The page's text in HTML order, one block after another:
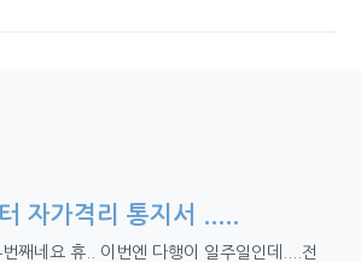
자가격리 통지서 .....
째네요 휴.. 이번엔 다행이 일주일인데....전